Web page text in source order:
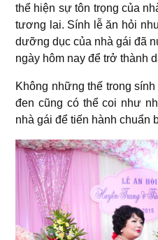
thể hiện sự tôn trọng của
tương lai. Sính lễ ăn hỏi
dưỡng dục của nhà gái đã
ngày hôm nay để trở thành
Không những thế trong
đen cũng có thể coi như
nhà gái để tiến hành chuẩn